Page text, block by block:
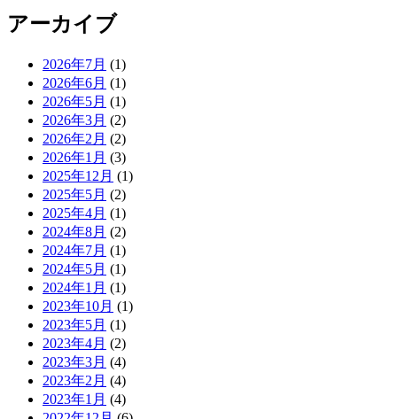
アーカイブ
2026年7月 (1)
2026年6月 (1)
2026年5月 (1)
2026年3月 (2)
2026年2月 (2)
2026年1月 (3)
2025年12月 (1)
2025年5月 (2)
2025年4月 (1)
2024年8月 (2)
2024年7月 (1)
2024年5月 (1)
2024年1月 (1)
2023年10月 (1)
2023年5月 (1)
2023年4月 (2)
2023年3月 (4)
2023年2月 (4)
2023年1月 (4)